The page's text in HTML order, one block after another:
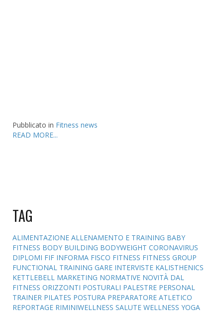
Pubblicato in Fitness news
READ MORE...
TAG
ALIMENTAZIONE ALLENAMENTO E TRAINING BABY
FITNESS BODY BUILDING BODYWEIGHT CORONAVIRUS
DIPLOMI FIF INFORMA FISCO FITNESS FITNESS GROUP
FUNCTIONAL TRAINING GARE INTERVISTE KALISTHENICS
KETTLEBELL MARKETING NORMATIVE NOVITÀ DAL
FITNESS ORIZZONTI POSTURALI PALESTRE PERSONAL
TRAINER PILATES POSTURA PREPARATORE ATLETICO
REPORTAGE RIMINIWELLNESS SALUTE WELLNESS YOGA